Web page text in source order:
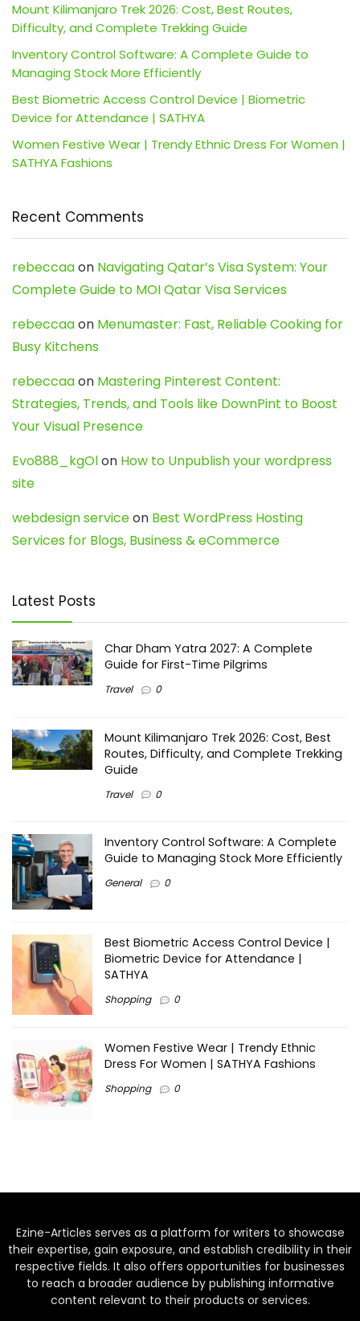
Mount Kilimanjaro Trek 2026: Cost, Best Routes,
Difficulty, and Complete Trekking Guide
Inventory Control Software: A Complete Guide to
Managing Stock More Efficiently
Best Biometric Access Control Device | Biometric
Device for Attendance | SATHYA
Women Festive Wear | Trendy Ethnic Dress For Women |
SATHYA Fashions
Recent Comments
rebeccaaon Navigating Qatar’s Visa System: Your
Complete Guide to MOI Qatar Visa Services
rebeccaaon Menumaster: Fast, Reliable Cooking for
Busy Kitchens
rebeccaaon Mastering Pinterest Content:
Strategies, Trends, and Tools like DownPint to Boost
Your Visual Presence
Evo888_kgOlon How to Unpublish your wordpress
site
webdesign serviceon Best WordPress Hosting
Services for Blogs, Business & eCommerce
Latest Posts
Char Dham Yatra 2027: A Complete
Guide for First-Time Pilgrims
Travel 0
Mount Kilimanjaro Trek 2026: Cost, Best
Routes, Difficulty, and Complete Trekking
Guide
Travel 0
Inventory Control Software: A Complete
Guide to Managing Stock More Efficiently
General 0
Best Biometric Access Control Device |
Biometric Device for Attendance |
SATHYA
Shopping 0
Women Festive Wear | Trendy Ethnic
Dress For Women | SATHYA Fashions
Shopping 0
Ezine-Articles serves as a platform for writers to showcase
their expertise, gain exposure, and establish credibility in their
respective fields. It also offers opportunities for businesses
to reach a broader audience by publishing informative
content relevant to their products or services.